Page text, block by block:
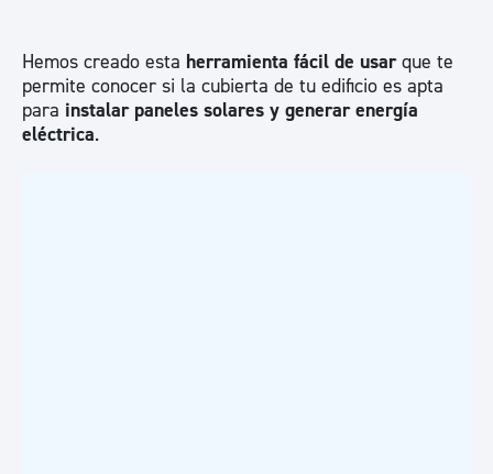
Hemos creado esta herramienta fácil de usarque te
permite conocer si la cubierta de tu edificio es apta
para instalar paneles solares y generar energía
eléctrica.